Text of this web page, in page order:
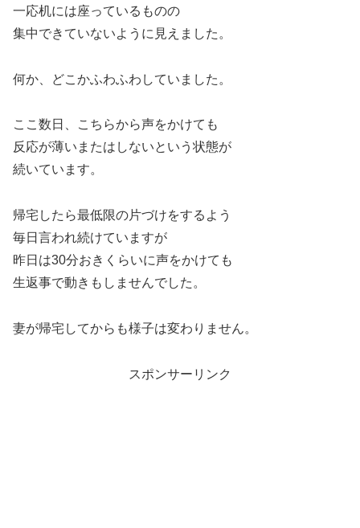
一応机には座っているものの
集中できていないように見えました。
何か、どこかふわふわしていました。
ここ数日、こちらから声をかけても
反応が薄いまたはしないという状態が
続いています。
帰宅したら最低限の片づけをするよう
毎日言われ続けていますが
昨日は30分おきくらいに声をかけても
生返事で動きもしませんでした。
妻が帰宅してからも様子は変わりません。
スポンサーリンク